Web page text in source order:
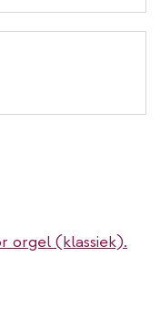
orgel (klassiek).